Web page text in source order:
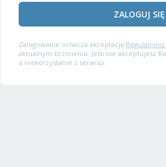
ZALOGUJ SIĘ
Zalogowanie oznacza akceptację Regulaminu
aktualnym brzmieniu. Jeśli nie akceptujesz
o niekorzystanie z serwisu.